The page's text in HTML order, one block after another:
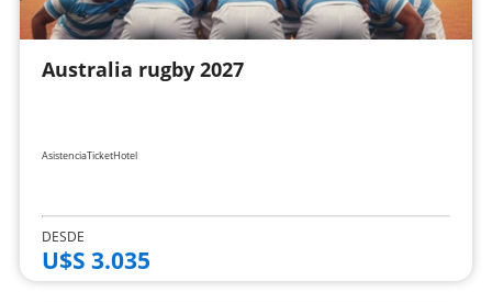
Australia rugby 2027
AsistenciaTicketHotel
DESDE
U$S 3.035